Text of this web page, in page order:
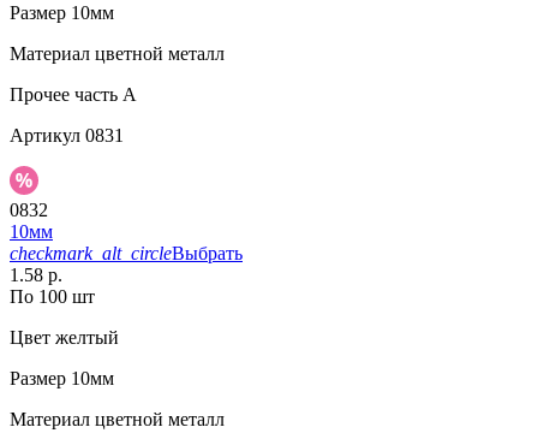
Размер 10мм
Материал цветной металл
Прочее часть A
Артикул 0831
0832
10мм
checkmark_alt_circleВыбрать
1.58 р.
По 100 шт
Цвет желтый
Размер 10мм
Материал цветной металл